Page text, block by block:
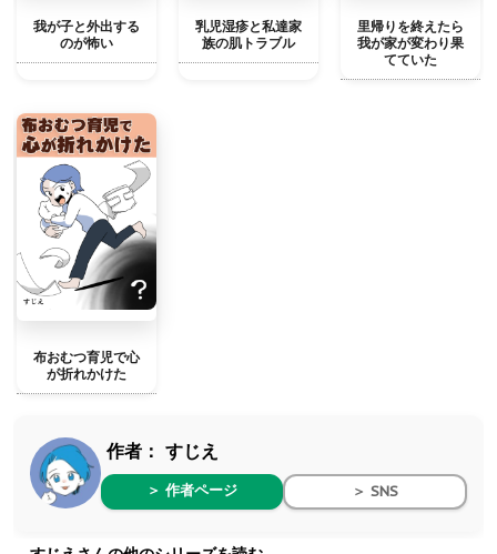
我が子と外出する
のが怖い
乳児湿疹と私達家
族の肌トラブル
里帰りを終えたら
我が家が変わり果
てていた
布おむつ育児で心
が折れかけた
作者： すじえ
＞ 作者ページ ＞ SNS